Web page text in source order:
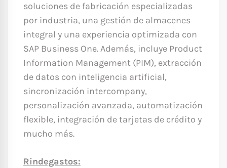
soluciones de fabricación especializadas
por industria, una gestión de almacenes
integral y una experiencia optimizada con
SAP Business One. Además, incluye Product
Information Management (PIM), extracción
de datos con inteligencia artificial,
sincronización intercompany,
personalización avanzada, automatización
flexible, integración de tarjetas de crédito y
mucho más.
Rindegastos: